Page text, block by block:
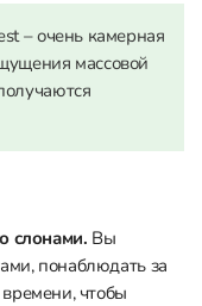
– очень камерная
массовой
слонами. Вы
понаблюдать за
чтобы